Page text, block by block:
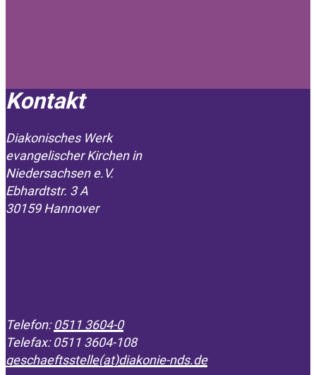
Kontakt
Diakonisches Werk
evangelischer Kirchen in
­Niedersachsen e.V.
Ebhardtstr. 3 A
30159 Hannover
Telefon:0511 3604-0
Telefax: 0511 3604-108
geschaeftsstelle(at)diakonie-nds.de